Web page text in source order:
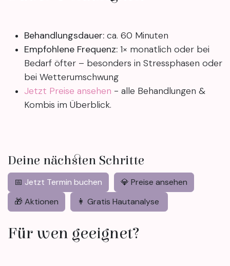
Behandlungsdauer: ca. 60 Minuten
Empfohlene Frequenz: 1× monatlich oder bei
Bedarf öfter – besonders in Stressphasen oder
bei Wetterumschwung
Jetzt Preise ansehen - alle Behandlungen &
Kombis im Überblick.
Deine nächsten Schritte
📅 Jetzt Termin buchen
💎 Preise ansehen
🎁 Aktionen
👩 Gratis Hautanalyse
Für wen geeignet?